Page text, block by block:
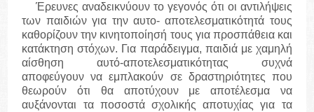
Έρευνες αναδεικνύουν το γεγονός ότι οι αντιλήψεις
των παιδιών για την αυτο- αποτελεσματικότητά τους
καθορίζουν την κινητοποίησή τους για προσπάθεια και
κατάκτηση στόχων. Για παράδειγμα, παιδιά με χαμηλή
αίσθηση αυτό-αποτελεσματικότητας συχνά
αποφεύγουν να εμπλακούν σε δραστηριότητες που
θεωρούν ότι θα αποτύχουν με αποτέλεσμα να
αυξάνονται τα ποσοστά σχολικής αποτυχίας για τα